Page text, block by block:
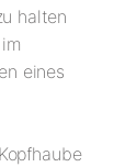
halten
eines